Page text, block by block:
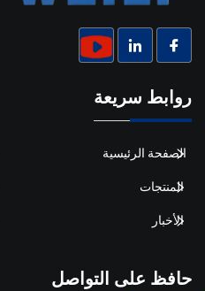
روابط سريعة
الصفحة الرئيسية
المنتجات
الأخبار
حافظ على التواصل